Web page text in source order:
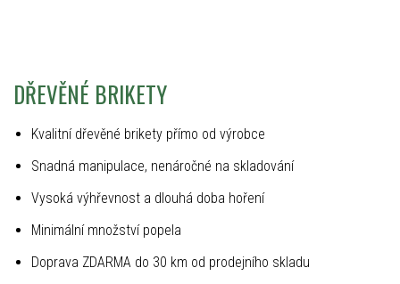
DŘEVĚNÉ BRIKETY
Kvalitní dřevěné brikety přímo od výrobce
Snadná manipulace, nenáročné na skladování
Vysoká výhřevnost a dlouhá doba hoření
Minimální množství popela
Doprava ZDARMA do 30 km od prodejního skladu